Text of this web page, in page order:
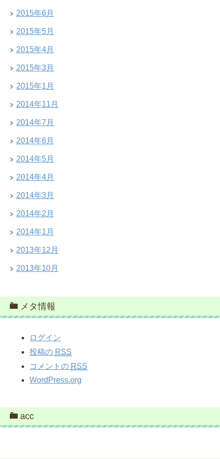
2015年6月
2015年5月
2015年4月
2015年3月
2015年1月
2014年11月
2014年7月
2014年6月
2014年5月
2014年4月
2014年3月
2014年2月
2014年1月
2013年12月
2013年10月
メタ情報
ログイン
投稿の RSS
コメントの RSS
WordPress.org
acc